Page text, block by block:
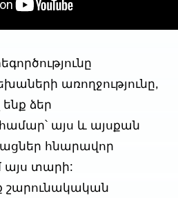
առողջությունը,
ձեր
այս և այսքան
հնարավոր
այս տարի:
շարունակական